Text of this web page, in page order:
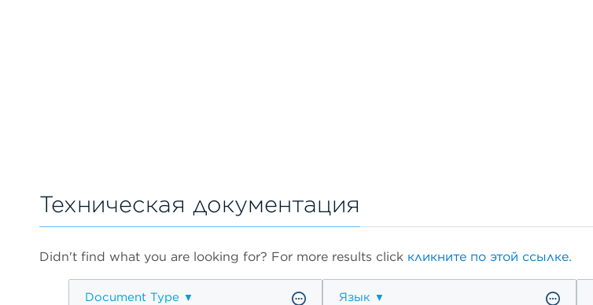
Техническая документация
Didn't find what you are looking for? For more results click кликните по этой ссылке.
Document Type Язык